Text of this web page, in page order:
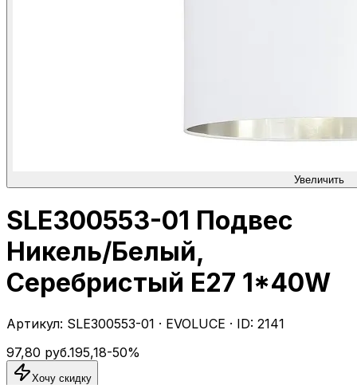
Увеличить
SLE300553-01 Подвес
Никель/Белый,
Серебристый E27 1*40W
Артикул: SLE300553-01 · EVOLUCE · ID: 2141
97,80 руб.195,18-50%
Хочу скидку